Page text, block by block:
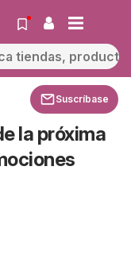
Suscríbase
la próxima